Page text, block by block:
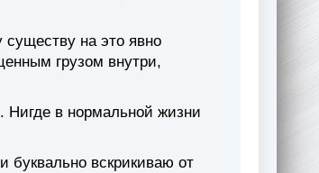
существу на это явно
грузом внутри,
Нигде в нормальной жизни
буквально вскрикиваю от